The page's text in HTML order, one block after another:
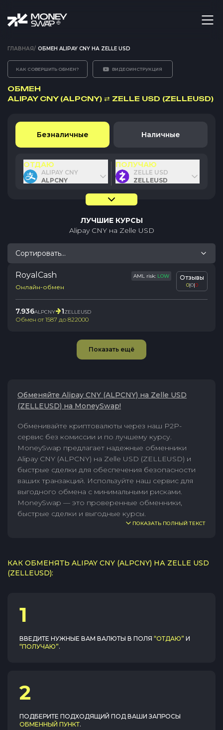
ГЛАВНАЯ/ ОБМЕН ALIPAY CNY НА ZELLE USD
КАК СОВЕРШИТЬ ОБМЕН? ВИДЕОИНСТРУКЦИЯ
ОБМЕН
ALIPAY CNY (ALPCNY) ⇄ ZELLE USD (ZELLEUSD)
Безналичные Наличные
ОТДАЮ
ALIPAY CNY
ALPCNY
ПОЛУЧАЮ
ZELLE USD
ZELLEUSD
ЛУЧШИЕ КУРСЫ
Alipay CNYна Zelle USD
Сортировать...
RoyalCash AML risk: LOW
Онлайн-обмен
Отзывы
0|0|0
7.936ALPCNY 1ZELLEUSD
Обмен от1587 до 822000
Показать ещё
Обменяйте Alipay CNY (ALPCNY) на Zelle USD
(ZELLEUSD) на MoneySwap!
Обменивайте криптовалюты через наш P2P-
сервис без комиссии и по лучшему курсу.
MoneySwap предлагает надежные обменники
Alipay CNY (ALPCNY) на Zelle USD (ZELLEUSD) и
быстрые сделки для обеспечения безопасности
ваших транзакций. Используйте наш сервис для
выгодного обмена с минимальными рисками.
MoneySwap — это проверенные обменники,
быстрые сделки и выгодные курсы.
ПОКАЗАТЬ ПОЛНЫЙ ТЕКСТ
КАК ОБМЕНЯТЬ ALIPAY CNY (ALPCNY) НА ZELLE USD
(ZELLEUSD):
1
ВВЕДИТЕ НУЖНЫЕ ВАМ ВАЛЮТЫ В ПОЛЯ “ОТДАЮ” И
“ПОЛУЧАЮ”.
2
ПОДБЕРИТЕ ПОДХОДЯЩИЙ ПОД ВАШИ ЗАПРОСЫ
ОБМЕННЫЙ ПУНКТ.